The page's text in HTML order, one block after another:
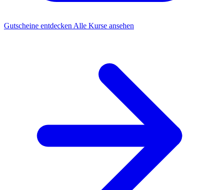
Gutscheine entdecken Alle Kurse ansehen